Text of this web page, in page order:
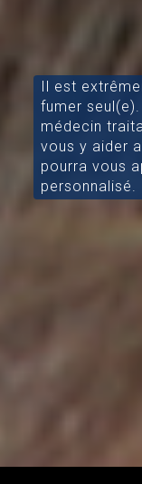
Il est
fumer
médecin
vous y aider
pourra vous
personnalisé.